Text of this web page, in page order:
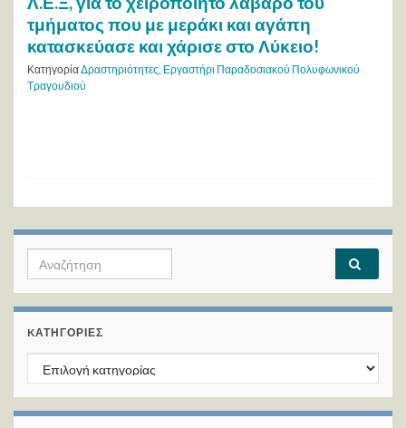
τμήματος που με μεράκι και αγάπη
κατασκεύασε και χάρισε στο Λύκειο!
ΚατηγορίαΔραστηριότητες, Εργαστήρι Παραδοσιακού Πολυφωνικού
Τραγουδιού
Search for:
KΑΤΗΓΟΡΊΕΣ
Kατηγορίες